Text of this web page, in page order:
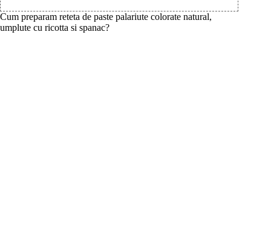
Cum preparam reteta de paste palariute colorate natural,
umplute cu ricotta si spanac?